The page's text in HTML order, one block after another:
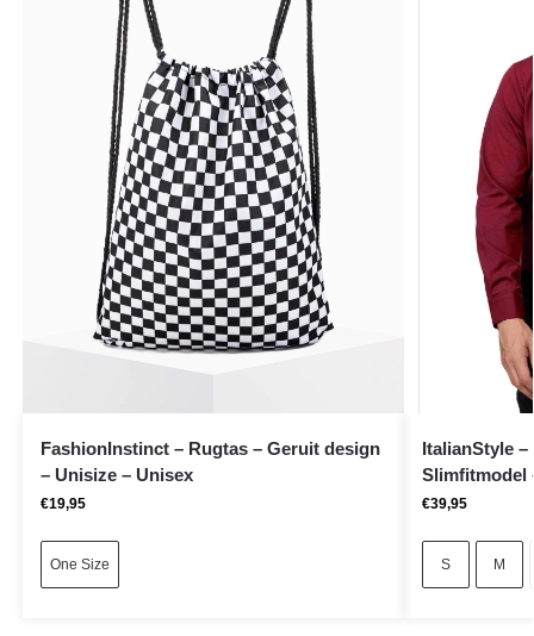
FashionInstinct – Rugtas – Geruit design
– Unisize – Unisex
€19,95
One Size
ItalianStyle
Slimfitmodel
€39,95
S M